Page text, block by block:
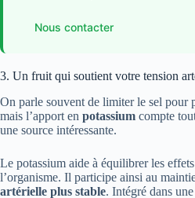
Nous contacter
3. Un fruit qui soutient votre tension
On parle souvent de limiter le sel pour
mais l’apport en potassium compte
une source intéressante.
Le potassium aide à équilibrer les
l’organisme. Il participe ainsi au
artérielle plus stable. Intégré dans